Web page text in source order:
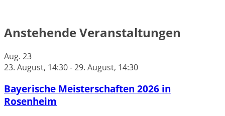
Anstehende Veranstaltungen
Aug. 23
23. August, 14:30-29. August, 14:30
Bayerische Meisterschaften 2026 in
Rosenheim